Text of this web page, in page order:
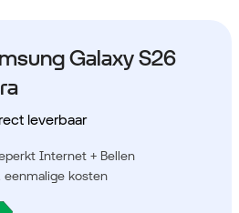
Galaxy S26
leverbaar
Internet + Bellen
eenmalige kosten